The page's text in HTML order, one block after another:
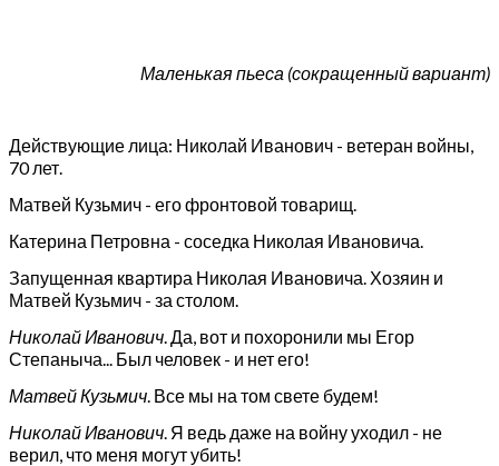
Маленькая пьеса (сокращенный вариант)
Действующие лица: Николай Иванович - ветеран войны,
70 лет.
Матвей Кузьмич - его фронтовой товарищ.
Катерина Петровна - соседка Николая Ивановича.
Запущенная квартира Николая Ивановича. Хозяин и
Матвей Кузьмич - за столом.
Николай Иванович. Да, вот и похоронили мы Егор
Степаныча... Был человек - и нет его!
Матвей Кузьмич. Все мы на том свете будем!
Николай Иванович. Я ведь даже на войну уходил - не
верил, что меня могут убить!